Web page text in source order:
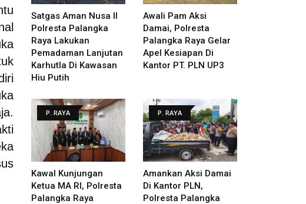
Satgas Aman Nusa II
Polresta Palangka
Raya Lakukan
Pemadaman Lanjutan
Karhutla Di Kawasan
Hiu Putih
Awali Pam Aksi
Damai, Polresta
Palangka Raya Gelar
Apel Kesiapan Di
Kantor PT. PLN UP3
P. RAYA
Kawal Kunjungan
Ketua MA RI, Polresta
Palangka Raya
P. RAYA
Amankan Aksi Damai
Di Kantor PLN,
Polresta Palangka